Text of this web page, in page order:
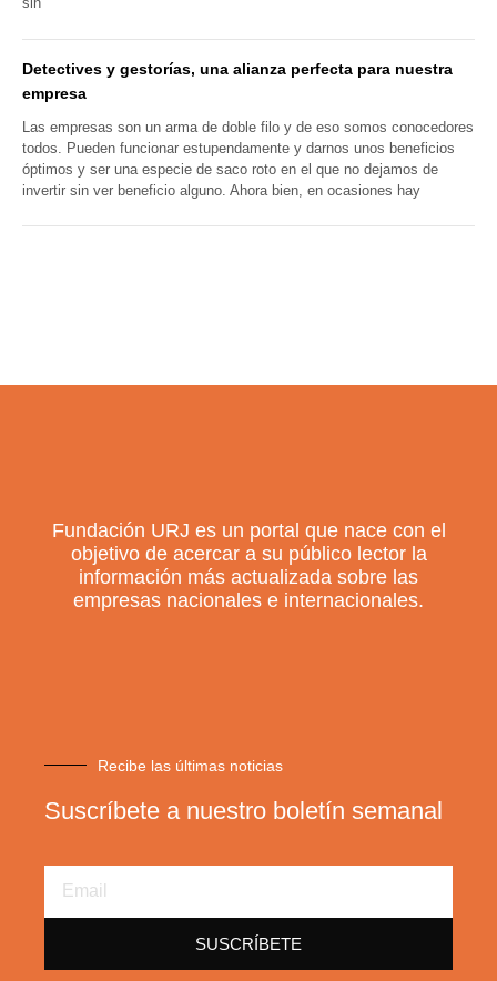
Detectives y gestorías, una alianza perfecta para nuestra
empresa
Las empresas son un arma de doble filo y de eso somos conocedores
todos. Pueden funcionar estupendamente y darnos unos beneficios
óptimos y ser una especie de saco roto en el que no dejamos de
invertir sin ver beneficio alguno. Ahora bien, en ocasiones hay
Fundación URJ es un portal que nace con el
objetivo de acercar a su público lector la
información más actualizada sobre las
empresas nacionales e internacionales.
Recibe las últimas noticias
Suscríbete a nuestro boletín semanal
Address
SUSCRÍBETE